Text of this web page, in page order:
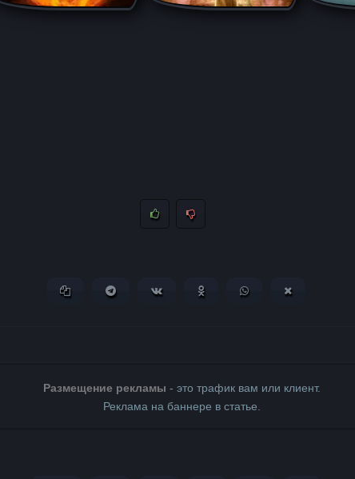
Копировать ссылкуПоделиться в Telegram
Поделиться ВКонтакте
Поделиться вПоделиться в
Размещение рекламы - это трафик вам или клиент.
Реклама на баннере в статье.